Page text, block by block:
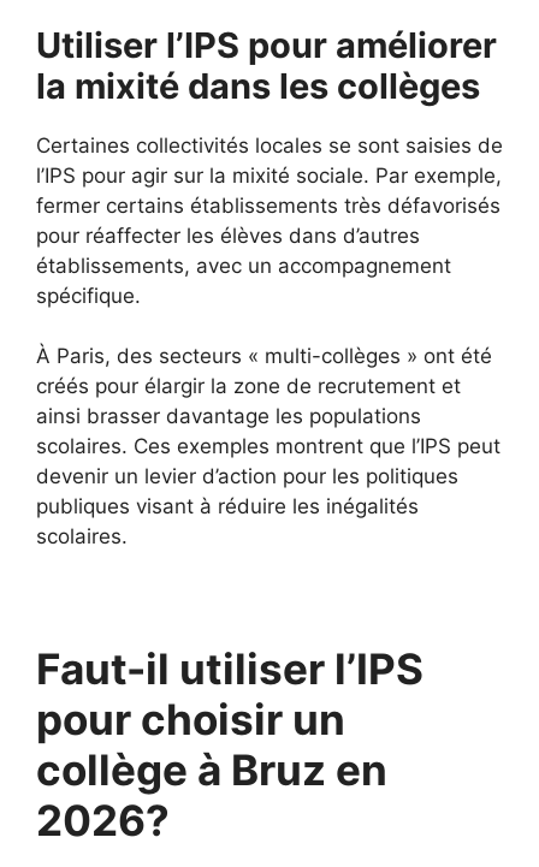
Utiliser l’IPS pour améliorer
la mixité dans les collèges
Certaines collectivités locales se sont saisies de
l’IPS pour agir sur la mixité sociale. Par exemple,
fermer certains établissements très défavorisés
pour réaffecter les élèves dans d’autres
établissements, avec un accompagnement
spécifique.
À Paris, des secteurs « multi-collèges » ont été
créés pour élargir la zone de recrutement et
ainsi brasser davantage les populations
scolaires. Ces exemples montrent que l’IPS peut
devenir un levier d’action pour les politiques
publiques visant à réduire les inégalités
scolaires.
Faut-il utiliser l’IPS
pour choisir un
collège à Bruz en
2026?